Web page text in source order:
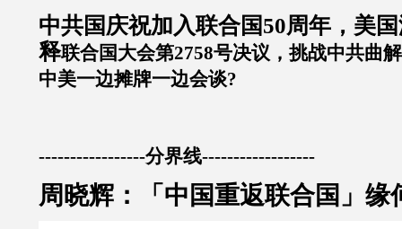
中共国庆祝加入联合国50周年，美
释联合国大会第2758号决议，挑战中共曲
中美一边摊牌一边会谈?
-----------------分界线------------------
周晓辉：「中国重返联合国」缘